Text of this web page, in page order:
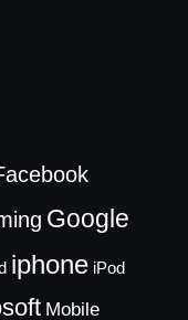
Google
iphone iPod
Mobile